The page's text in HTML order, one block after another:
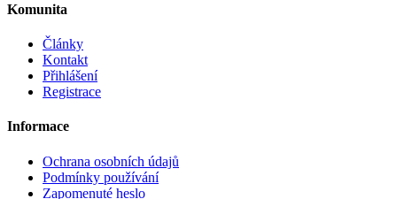
Komunita
Články
Kontakt
Přihlášení
Registrace
Informace
Ochrana osobních údajů
Podmínky používání
Zapomenuté heslo